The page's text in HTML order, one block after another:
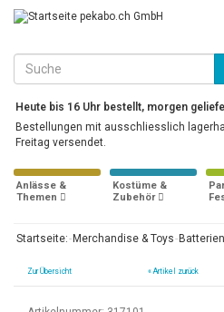
Heute bis 16 Uhr bestellt, morgen
Bestellungen mit ausschliesslich
Freitag versendet.
Anlässe &
Themen
Kostüme &
Zubehör
Startseite: Merchandise & Toys Batterien
Zur Übersicht «Artikel zurück